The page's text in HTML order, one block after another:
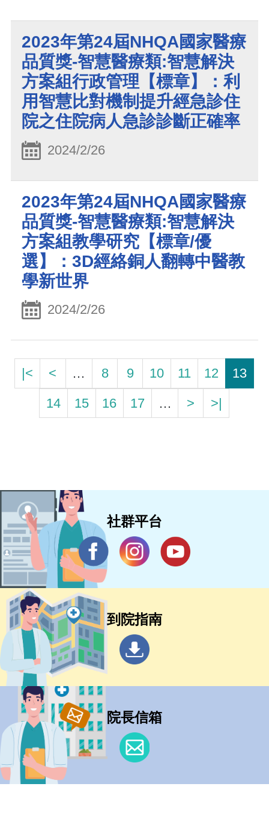
2023年第24屆NHQA國家醫療
品質獎-智慧醫療類:智慧解決
方案組行政管理【標章】：利
用智慧比對機制提升經急診住
院之住院病人急診診斷正確率
2024/2/26
2023年第24屆NHQA國家醫療
品質獎-智慧醫療類:智慧解決
方案組教學研究【標章/優
選】：3D經絡銅人翻轉中醫教
學新世界
2024/2/26
|< < … 8 9 10 11 12
13
14
15 16 17 … > >|
社群平台
到院指南
院長信箱